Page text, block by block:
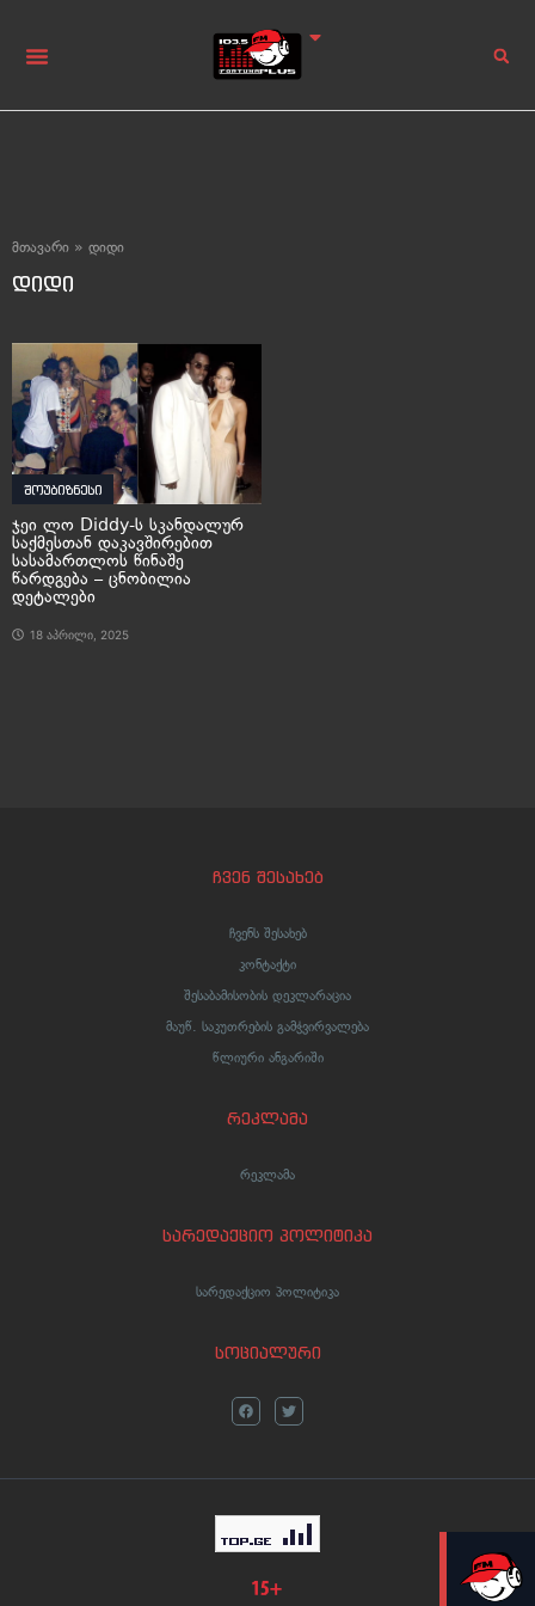
LIVE
მთავარი » დიდი
დიდი
შოუბიზნესი
ჯეი ლო Diddy-ს სკანდალურ
საქმესთან დაკავშირებით
სასამართლოს წინაშე
წარდგება – ცნობილია
დეტალები
18 აპრილი, 2025
ჩვენ შესახებ
ჩვენს შესახებ
კონტაქტი
შესაბამისობის დეკლარაცია
მაუწ. საკუთრების გამჭვირვალება
წლიური ანგარიში
რეკლამა
რეკლამა
სარედაქციო პოლიტიკა
სარედაქციო პოლიტიკა
სოციალური